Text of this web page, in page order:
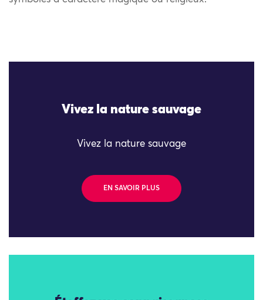
Vivez la nature sauvage
Vivez la nature sauvage
EN SAVOIR PLUS